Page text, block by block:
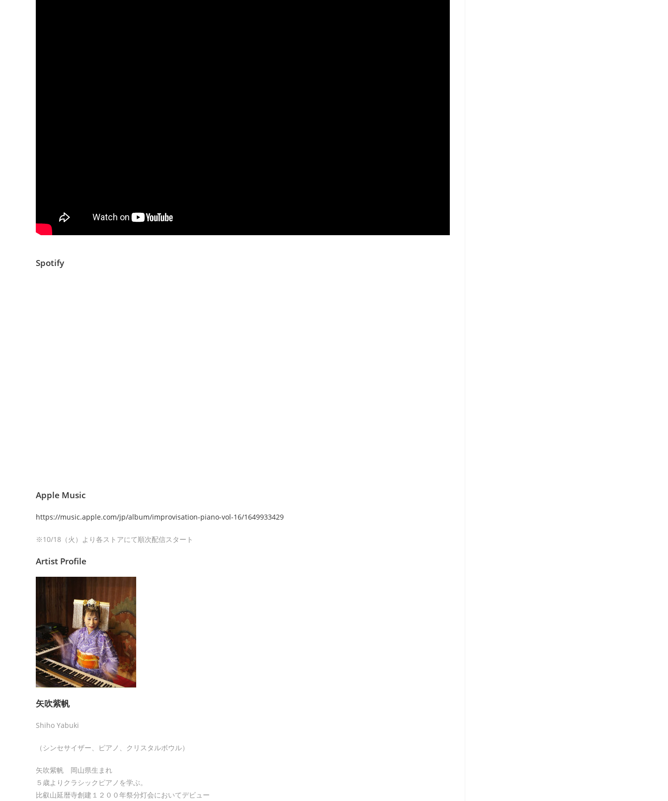
Spotify
Apple Music
https://music.apple.com/jp/album/improvisation-piano-vol-16/1649933429
※10/18（火）より各ストアにて順次配信スタート
Artist Profile
矢吹紫帆
Shiho Yabuki
（シンセサイザー、ピアノ、クリスタルボウル）
矢吹紫帆 岡山県生まれ
５歳よりクラシックピアノを学ぶ。
比叡山延暦寺創建１２００年祭分灯会においてデビュー